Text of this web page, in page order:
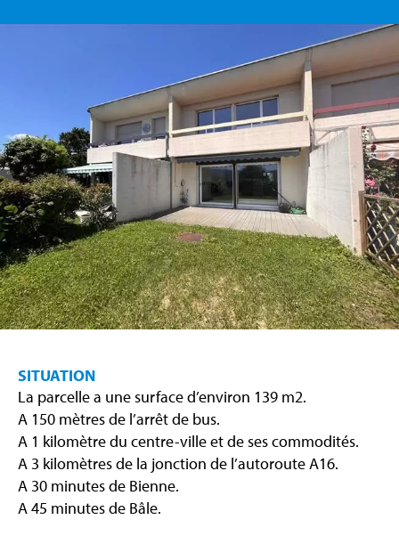
SITUATION
La parcelle a une surface d’environ 139 m2.
A 150 mètres de l’arrêt de bus.
A 1 kilomètre du centre-ville et de ses commodités.
A 3 kilomètres de la jonction de l’autoroute A16.
A 30 minutes de Bienne.
A 45 minutes de Bâle.